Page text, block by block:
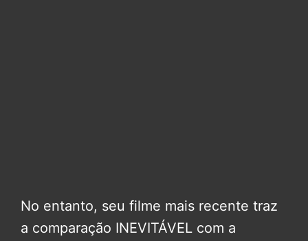
No entanto, seu filme mais recente traz
a comparação INEVITÁVEL com a